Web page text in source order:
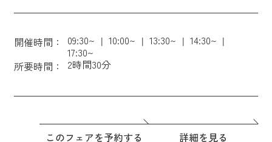
開催時間： 09:30~ 10:00~ 13:30~
14:30~
17:30~
所要時間：
2時間30分
このフェアを予約する 詳細を見る